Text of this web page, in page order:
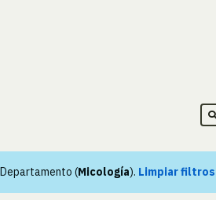
Departamento (Micología). Limpiar filtros